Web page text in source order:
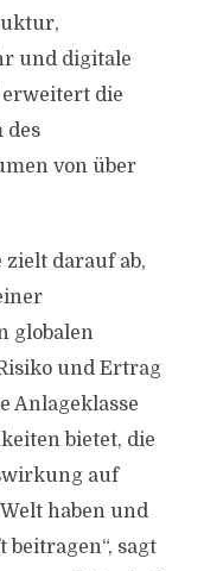
und digitale
die
des
von über
darauf ab,
globalen
und Ertrag
Anlageklasse
bietet, die
auf
haben und
sagt